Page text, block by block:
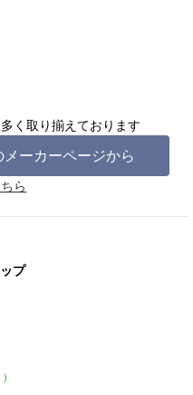
く取り揃えております
ーカーページから
ら
プ